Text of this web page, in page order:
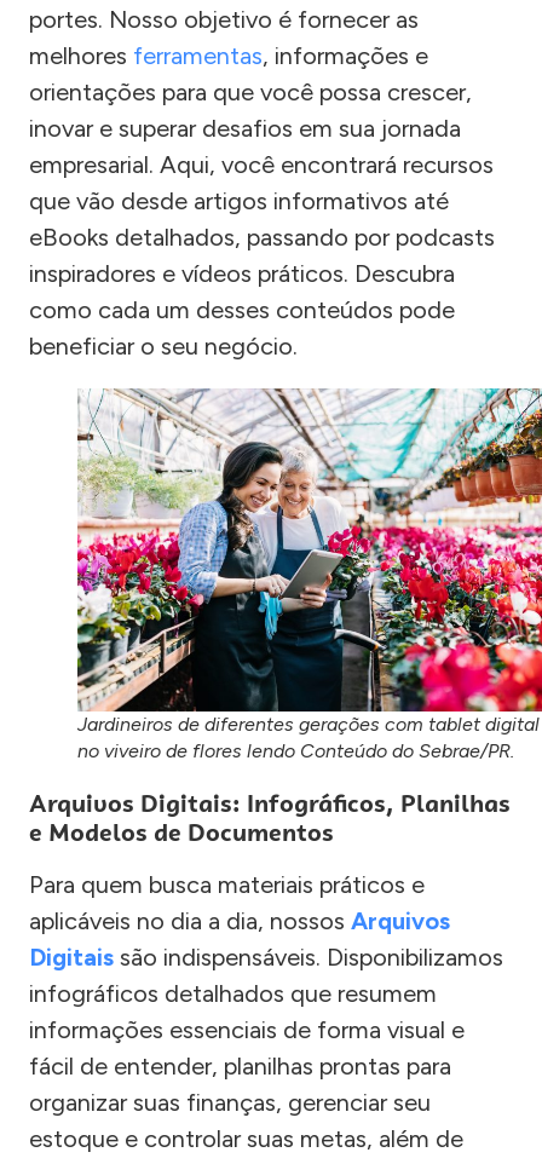
portes. Nosso objetivo é fornecer as
melhores ferramentas, informações e
orientações para que você possa crescer,
inovar e superar desafios em sua jornada
empresarial. Aqui, você encontrará recursos
que vão desde artigos informativos até
eBooks detalhados, passando por podcasts
inspiradores e vídeos práticos. Descubra
como cada um desses conteúdos pode
beneficiar o seu negócio.
Jardineiros de diferentes gerações com tablet digital
no viveiro de flores lendo Conteúdo do Sebrae/PR.
Arquivos Digitais: Infográficos, Planilhas
e Modelos de Documentos
Para quem busca materiais práticos e
aplicáveis no dia a dia, nossos Arquivos
Digitais são indispensáveis. Disponibilizamos
infográficos detalhados que resumem
informações essenciais de forma visual e
fácil de entender, planilhas prontas para
organizar suas finanças, gerenciar seu
estoque e controlar suas metas, além de